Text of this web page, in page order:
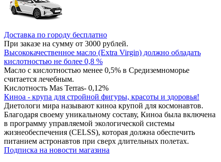
Доставка по городу бесплатно
При заказе на сумму от 3000 рублей.
Высококачественное масло (Extra Virgin) должно обладать
кислотностью не более 0,8 %
Масло с кислотностью менее 0,5% в Средиземноморье
считается лечебным.
Кислотность Mas Terras- 0,12%
Киноа - крупа для стройной фигуры, красоты и здоровья!
Диетологи мира называют киноа крупой для космонавтов.
Благодаря своему уникальному составу, Киноа была включена
в программу управляемой экологической системы
жизнеобеспечения (CELSS), которая должна обеспечить
питанием астронавтов при сверх длительных полетах.
Подписка на новости магазина